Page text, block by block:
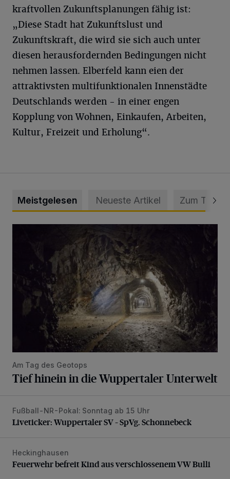
kraftvollen Zukunftsplanungen fähig ist:
„Diese Stadt hat Zukunftslust und
Zukunftskraft, die wird sie sich auch unter
diesen herausfordernden Bedingungen nicht
nehmen lassen. Elberfeld kann eien der
attraktivsten multifunktionalen Innenstädte
Deutschlands werden - in einer engen
Kopplung von Wohnen, Einkaufen, Arbeiten,
Kultur, Freizeit und Erholung“.
Meistgelesen Neueste Artikel Zum Thema
Am Tag des Geotops
Tief hinein in die Wuppertaler Unterwelt
Liveticker: Wuppertaler SV – SpVg. Schonnebeck
Fußball-NR-Pokal: Sonntag ab 15 Uhr
Liveticker: Wuppertaler SV – SpVg. Schonnebeck
Feuerwehr befreit Kind aus verschlossenem VW Bulli
Heckinghausen
Feuerwehr befreit Kind aus verschlossenem VW Bulli